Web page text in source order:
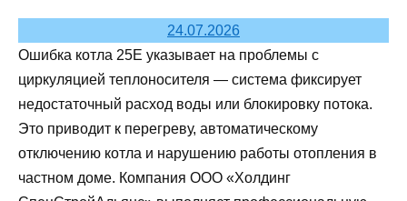
24.07.2026
Ошибка котла 25E указывает на проблемы с
циркуляцией теплоносителя — система фиксирует
недостаточный расход воды или блокировку потока.
Это приводит к перегреву, автоматическому
отключению котла и нарушению работы отопления в
частном доме. Компания ООО «Холдинг